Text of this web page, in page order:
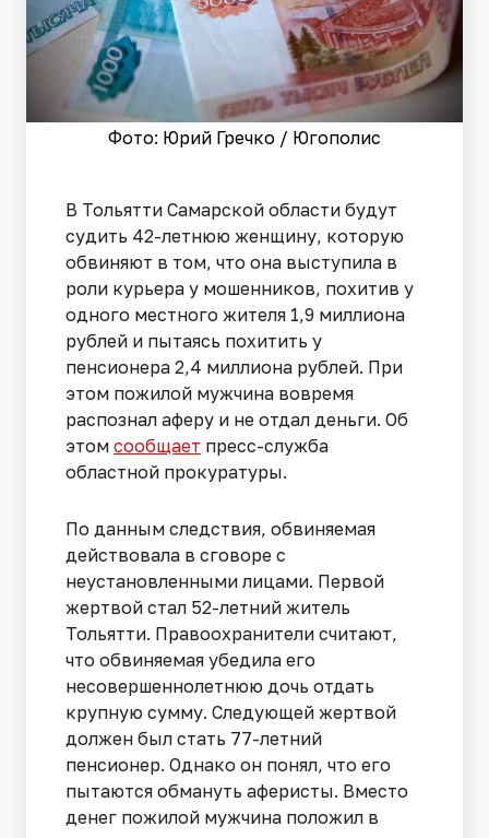
Фото: Юрий Гречко / Югополис
В Тольятти Самарской области будут
судить 42-летнюю женщину, которую
обвиняют в том, что она выступила в
роли курьера у мошенников, похитив у
одного местного жителя 1,9 миллиона
рублей и пытаясь похитить у
пенсионера 2,4 миллиона рублей. При
этом пожилой мужчина вовремя
распознал аферу и не отдал деньги. Об
этом сообщает пресс-служба
областной прокуратуры.
По данным следствия, обвиняемая
действовала в сговоре с
неустановленными лицами. Первой
жертвой стал 52-летний житель
Тольятти. Правоохранители считают,
что обвиняемая убедила его
несовершеннолетнюю дочь отдать
крупную сумму. Следующей жертвой
должен был стать 77-летний
пенсионер. Однако он понял, что его
пытаются обмануть аферисты. Вместо
денег пожилой мужчина положил в